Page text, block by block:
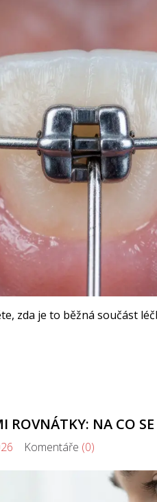
zda je to běžná součást
NA CO
Komentáře (0)